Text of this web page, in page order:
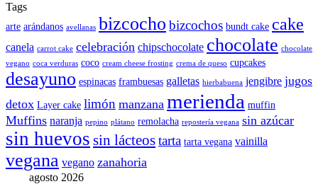
Tags
arte arándanos avellanas bizcocho bizcochos bundt cake cake
canela carrot cake celebración chipschocolate chocolate chocolate
vegano coca verduras coco cream cheese frosting crema de queso cupcakes
desayuno espinacas frambuesas galletas hierbabuena jengibre jugos
detox Layer cake limón manzana merienda muffin
Muffins naranja pepino plátano remolacha repostería vegana sin azúcar
sin huevos sin lácteostarta tarta vegana vainilla
vegana vegano zanahoria
agosto 2026